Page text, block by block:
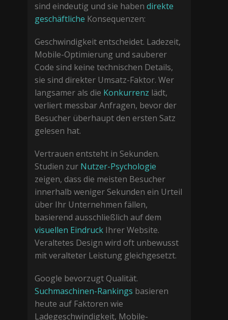
sind eindeutig und sie haben direkte
geschäftliche Konsequenzen:
Geschwindigkeit entscheidet. Ladezeit,
Mobile-Optimierung und sauberer
Code sind keine technischen Details,
sie sind direkter Umsatz-Faktor. Wer
langsamer als die Konkurrenz lädt,
verliert messbar Anfragen, bevor der
Besucher überhaupt den ersten Satz
gelesen hat.
Vertrauen entsteht in Sekunden.
Studien zur Nutzer-Psychologie
zeigen, dass die meisten Besucher
innerhalb weniger Sekunden ein Urteil
über Ihr Unternehmen fällen,
basierend ausschließlich auf dem
visuellen Eindruck Ihrer Website.
Veraltetes Design wird oft unbewusst
mit veralteter Leistung gleichgesetzt.
Google bevorzugt Qualität.
Suchmaschinen-Rankings basieren
heute auf Faktoren wie
Ladegeschwindigkeit, Mobile-